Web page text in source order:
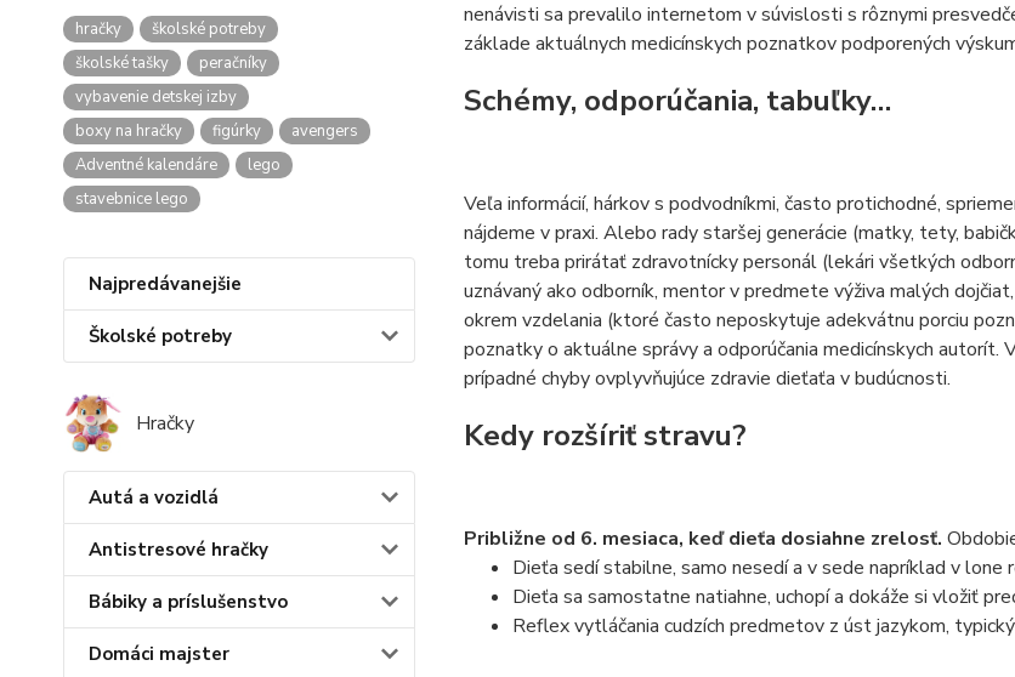
hračky
školské potreby
školské tašky
peračníky
vybavenie detskej izby
boxy na hračky
figúrky
avengers
Adventné kalendáre
lego
stavebnice lego
Najpredávanejšie
Školské potreby
Hračky
Autá a vozidlá
Antistresové hračky
Bábiky a príslušenstvo
Domáci majster
nenávisti sa prevalilo internetom v súvislosti s rôznymi
základe aktuálnych medicínskych poznatkov podporených
Schémy, odporúčania, tabuľky…
Veľa informácií, hárkov s podvodníkmi, často protichodné,
nájdeme v praxi. Alebo rady staršej generácie (matky, tety,
tomu treba prirátať zdravotnícky personál (lekári všetkých
uznávaný ako odborník, mentor v predmete výživa malých
okrem vzdelania (ktoré často neposkytuje adekvátnu porciu
poznatky o aktuálne správy a odporúčania medicínskych
prípadné chyby ovplyvňujúce zdravie dieťaťa v budúcnosti.
Kedy rozšíriť stravu?
Približne od 6. mesiaca, keď dieťa dosiahne zrelosť.
Dieťa sedí stabilne, samo nesedí a v sede napríklad v
Dieťa sa samostatne natiahne, uchopí a dokáže si vložiť
Reflex vytláčania cudzích predmetov z úst jazykom,